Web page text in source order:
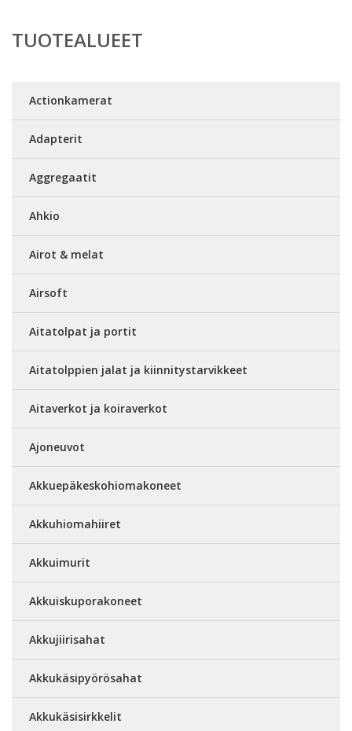
TUOTEALUEET
Actionkamerat
Adapterit
Aggregaatit
Ahkio
Airot & melat
Airsoft
Aitatolpat ja portit
Aitatolppien jalat ja kiinnitystarvikkeet
Aitaverkot ja koiraverkot
Ajoneuvot
Akkuepäkeskohiomakoneet
Akkuhiomahiiret
Akkuimurit
Akkuiskuporakoneet
Akkujiirisahat
Akkukäsipyörösahat
Akkukäsisirkkelit